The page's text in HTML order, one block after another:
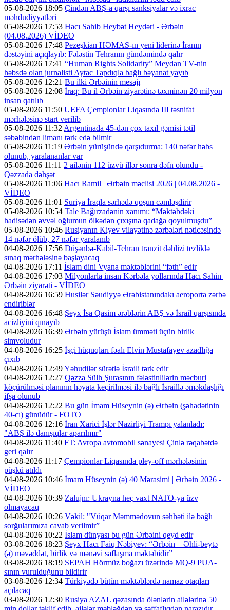
05-08-2026 18:05 Çindən ABŞ-a qarşı sanksiyalar və ixrac
məhdudiyyətləri
05-08-2026 17:53 Hacı Sahib Heybət Heydəri - Ərbəin
(04.08.2026) VİDEO
05-08-2026 17:48 Pezeşkian HƏMAS-ın yeni liderinə İranın
dəstəyini açıqlayıb: Fələstin Tehranın gündəmində qalır
05-08-2026 17:41 “Human Rights Solidarity” Meydan TV-nin
həbsdə olan jurnalisti Aytac Tapdıqla bağlı bəyanat yayıb
05-08-2026 12:21 Bu ilki Ərbəinin mesajı
05-08-2026 12:08 İraq: Bu il Ərbəin ziyarətinə təxminən 20 milyon
insan qatılıb
05-08-2026 11:50 UEFA Çempionlar Liqasında III təsnifat
mərhələsinə start verilib
05-08-2026 11:32Argentinada 45-dən çox taxıl gəmisi tətil
səbəbindən limanı tərk edə bilmir
05-08-2026 11:19 Ərbəin yürüşündə qarşıdurma: 140 nəfər həbs
olunub, yaralananlar var
05-08-2026 11:11 2 ailənin 112 üzvü illər sonra dəfn olundu -
Qəzzada dəhşət
05-08-2026 11:06 Hacı Ramil | Ərbəin məclisi 2026 | 04.08.2026 -
VİDEO
05-08-2026 11:01 Suriya İraqla sərhədə qoşun cəmləşdirir
05-08-2026 10:54 Tale Bağırzadənin xanımı: “Məktəbdəki
hadisədən əvvəl oğlumun ölkədən çıxışına qadağa qoyulmuşdu”
05-08-2026 10:46 Rusiyanın Kiyev vilayətinə zərbələri nəticəsində
14 nəfər ölüb, 27 nəfər yaralanıb
04-08-2026 17:56 Düşənbə-Kabil-Tehran tranzit dəhlizi tezliklə
sınaq mərhələsinə başlayacaq
04-08-2026 17:11 İslam dini Vyana məktəblərini “fəth” edir
04-08-2026 17:03 Milyonlarla insan Kərbəla yollarında Hacı Sahin |
Ərbəin ziyarəti - VİDEO
04-08-2026 16:59 Husilər Səudiyyə Ərəbistanındakı aeroporta zərbə
endiriblər
04-08-2026 16:48 Şeyx İsa Qasim ərəblərin ABŞ və İsrail qarşısında
acizliyini qınayıb
04-08-2026 16:39 Ərbəin yürüşü İslam ümməti üçün birlik
simvoludur
04-08-2026 16:25 İşçi hüquqları fəalı Elvin Mustafayev azadlığa
çıxıb
04-08-2026 12:49Yəhudilər sürətlə İsraili tərk edir
04-08-2026 12:27 Qəzza Sülh Şurasının fələstinlilərin məcburi
köçürülməsi planının həyata keçirilməsi ilə bağlı İsraillə əməkdaşlığı
ifşa olunub
04-08-2026 12:22 Bu gün İmam Hüseynin (ə) Ərbəin (şəhadətinin
40-cı) günüdür - FOTO
04-08-2026 12:16 İran Xarici İşlər Nazirliyi Trampı yalanladı:
"ABŞ ilə danışıqlar aparılmır"
04-08-2026 11:40 FT: Avropa avtomobil sənayesi Çinlə rəqabətdə
geri qalır
04-08-2026 11:17 Çempionlar Liqasında pley-off mərhələsinin
püşkü atıldı
04-08-2026 10:46 İmam Hüseynin (ə) 40 Mərasimi | Ərbəin 2026 -
VİDEO
04-08-2026 10:39 Zalujnı: Ukrayna heç vaxt NATO-ya üzv
olmayacaq
04-08-2026 10:26 Vəkil: "Vüqar Məmmədovun səhhəti ilə bağlı
sorğularımıza cavab verilmir”
04-08-2026 10:22 İslam dünyası bu gün Ərbəini qeyd edir
03-08-2026 18:23 Şeyx Hacı Faiq Nəbiyev: “Ərbəin – Əhli-beytə
(ə) məvəddət, birlik və mənəvi saflaşma məktəbidir”
03-08-2026 18:19 SEPAH Hörmüz boğazı üzərində MQ-9 PUA-
sının vurulduğunu bildirir
03-08-2026 12:34 Türkiyədə bütün məktəblərdə namaz otaqları
açılacaq
03-08-2026 12:30 Rusiya AZAL qəzasında ölənlərin ailələrinə 50